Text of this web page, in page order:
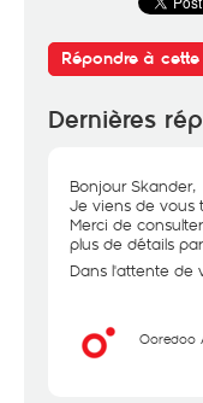
Répondre à
Dernières
Bonjour Skander,
Je viens de vous
Merci de
plus de détails
Dans l'attente de
Ooredoo